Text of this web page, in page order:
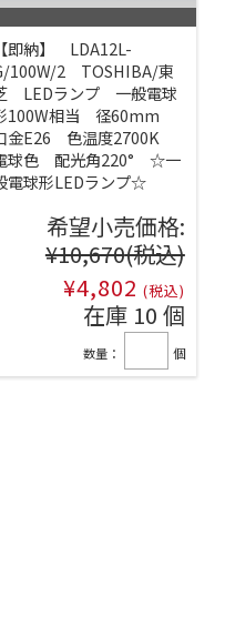
【即納】 LDA12L-
100W/2 TOSHIBA/東
LEDランプ 一般電球
100W相当 径60mm
金E26 色温度2700K
球色 配光角220° ☆一
電球形LEDランプ☆
希望小売価格:
¥10,670(税込)
¥4,802 (税込)
在庫 10 個
数量： 個